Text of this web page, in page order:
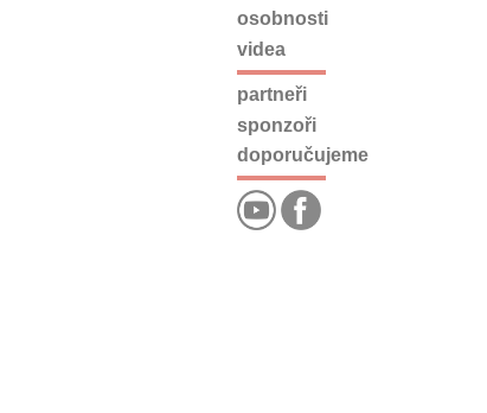
osobnosti
videa
partneři
sponzoři
doporučujeme